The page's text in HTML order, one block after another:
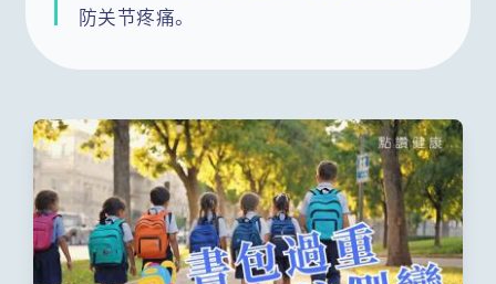
防关节疼痛。